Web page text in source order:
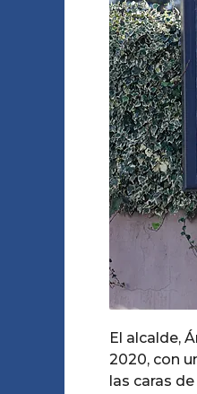
s
e
s
a
g
o
o
A
m
o
El alcalde,
2020, con
las caras